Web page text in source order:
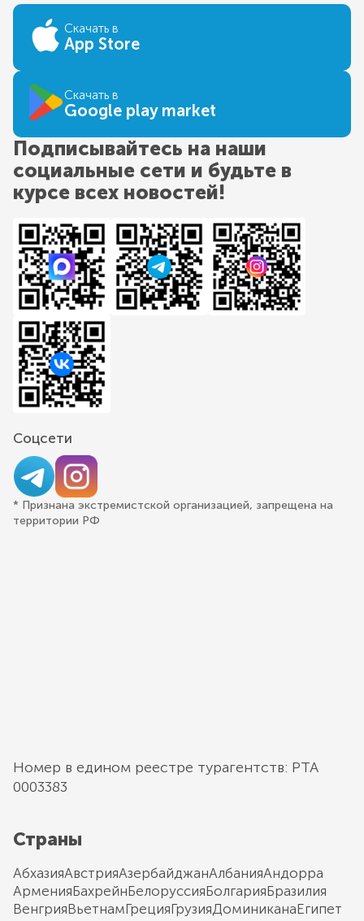
Скачать в
App Store
Скачать в
Google play market
Подписывайтесь на наши
социальные сети и будьте в
курсе всех новостей!
Соцсети
* Признана экстремистской организацией, запрещена на
территории РФ
Номер в едином реестре турагентств: РТА
0003383
Страны
АбхазияАвстрияАзербайджанАлбанияАндорра
АрменияБахрейнБелоруссияБолгарияБразилия
ВенгрияВьетнамГрецияГрузияДоминиканаЕгипет